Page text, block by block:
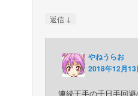
返信 ↓
やねうらお
2018年12月
連続王手の千日手回